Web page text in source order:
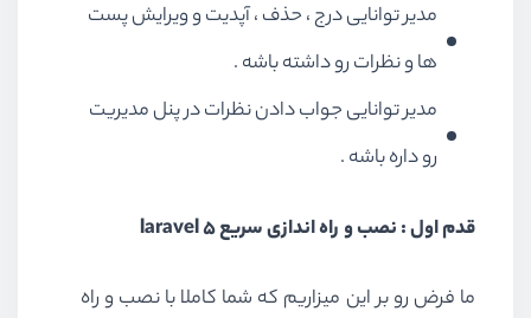
مدیر توانایی درج ، حذف ، آپدیت و ویرایش پست
ها و نظرات رو داشته باشه .
مدیر توانایی جواب دادن نظرات در پنل مدیریت
رو داره باشه .
قدم اول : نصب و راه اندازی سریع laravel 5
ما فرض رو بر این میزاریم که شما کاملا با نصب و راه